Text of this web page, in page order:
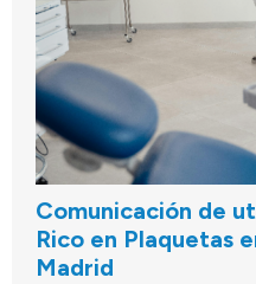
Comunicación de
Rico en Plaquetas
Madrid